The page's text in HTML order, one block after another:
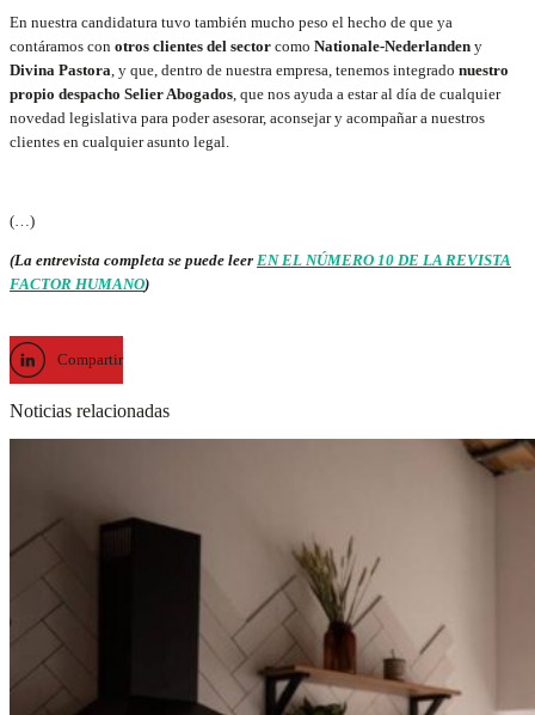
En nuestra candidatura tuvo también mucho peso el hecho de que ya
contáramos con otros clientes del sector como Nationale-Nederlanden y
Divina Pastora , y que, dentro de nuestra empresa, tenemos integrado nuestro
propio despacho Selier Abogados , que nos ayuda a estar al día de cualquier
novedad legislativa para poder asesorar, aconsejar y acompañar a nuestros
clientes en cualquier asunto legal.
(…)
(La entrevista completa se puede leer EN EL NÚMERO 10 DE LA REVISTA
FACTOR HUMANO)
Compartir
Noticias relacionadas